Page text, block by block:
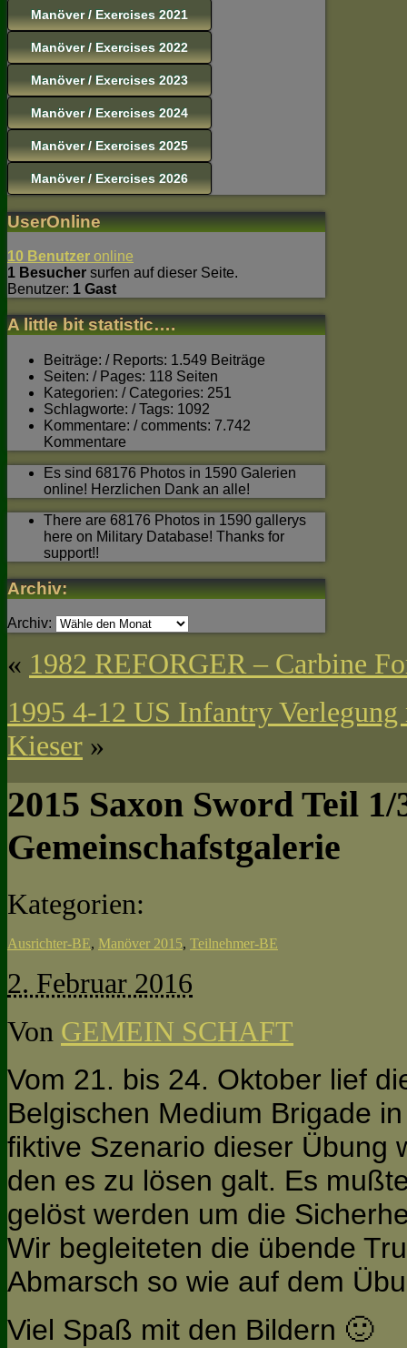
Manöver / Exercises 2021
Manöver / Exercises 2022
Manöver / Exercises 2023
Manöver / Exercises 2024
Manöver / Exercises 2025
Manöver / Exercises 2026
UserOnline
10 Benutzer online
1 Besucher surfen auf dieser Seite.
Benutzer: 1 Gast
A little bit statistic….
Beiträge: / Reports: 1.549 Beiträge
Seiten: / Pages: 118 Seiten
Kategorien: / Categories: 251
Schlagworte: / Tags: 1092
Kommentare: / comments: 7.742
Kommentare
Es sind 68176 Photos in 1590 Galerien
online! Herzlichen Dank an alle!
There are 68176 Photos in 1590 gallerys
here on Military Database! Thanks for
support!!
Archiv:
Archiv:
« 1982 REFORGER – Carbine
1995 4-12 US Infantry
Kieser »
2015 Saxon Sword Teil 1/
Gemeinschafstgalerie
Kategorien:
Ausrichter-BE, Manöver 2015, Teilnehmer-BE
2. Februar 2016
Von GEMEIN SCHAFT
Vom 21. bis 24. Oktober lief
Belgischen Medium Brigade
fiktive Szenario dieser Übung
den es zu lösen galt. Es
gelöst werden um die
Wir begleiteten die übende
Abmarsch so wie auf dem
Viel Spaß mit den Bildern 🙂